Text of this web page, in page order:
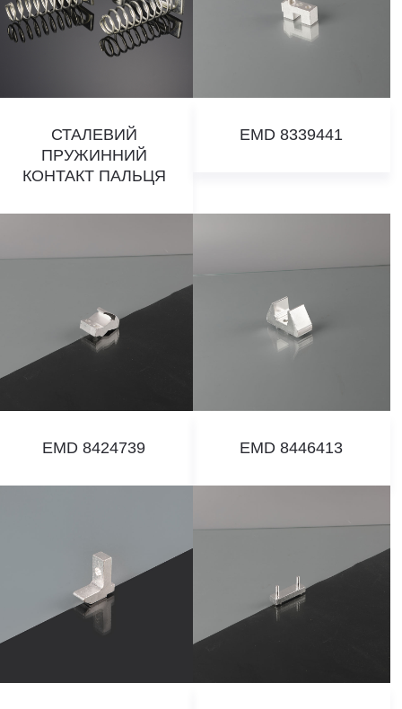
СТАЛЕВИЙ
ПРУЖИННИЙ
КОНТАКТ ПАЛЬЦЯ
EMD 8339441
EMD 8424739 EMD 8446413